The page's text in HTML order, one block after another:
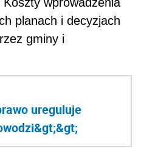
planach i decyzjach
gminy i
ureguluje